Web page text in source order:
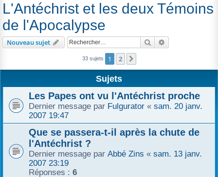
c
r
c
e
L'Antéchrist et les deux Témoins
de l'Apocalypse
Nouveau sujet Rechercher
33 sujets 1 2
Sujets
Les Papes ont vu l'Antéchrist proche
Dernier message par Fulgurator « sam. 20 janv.
2007 19:47
Que se passera-t-il après la chute de
l'Antéchrist ?
Dernier message par Abbé Zins « sam. 13 janv.
2007 23:19
Réponses : 6